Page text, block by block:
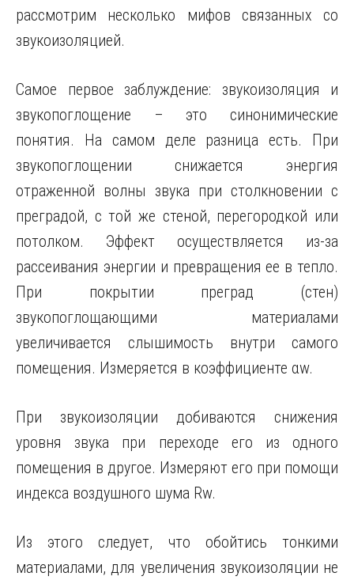
рассмотрим несколько мифов связанных со
звукоизоляцией.
Самое первое заблуждение: звукоизоляция и
звукопоглощение – это синонимические
понятия. На самом деле разница есть. При
звукопоглощении снижается энергия
отраженной волны звука при столкновении с
преградой, с той же стеной, перегородкой или
потолком. Эффект осуществляется из-за
рассеивания энергии и превращения ее в тепло.
При покрытии преград (стен)
звукопоглощающими материалами
увеличивается слышимость внутри самого
помещения. Измеряется в коэффициенте αw.
При звукоизоляции добиваются снижения
уровня звука при переходе его из одного
помещения в другое. Измеряют его при помощи
индекса воздушного шума Rw.
Из этого следует, что обойтись тонкими
материалами, для увеличения звукоизоляции не